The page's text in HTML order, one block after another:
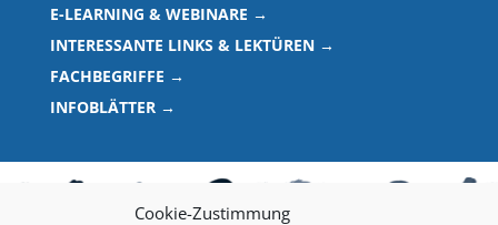
Cookie-Zustimmung
E-LEARNING & WEBINARE →
INTERESSANTE LINKS & LEKTÜREN →
FACHBEGRIFFE →
INFOBLÄTTER →